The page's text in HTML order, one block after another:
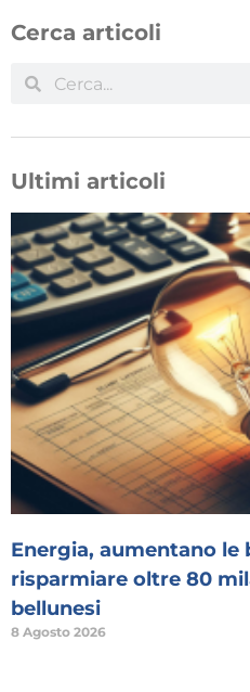
Cerca articoli
Ultimi articoli
Energia, aumentano le
risparmiare oltre 80
bellunesi
8 Agosto 2026